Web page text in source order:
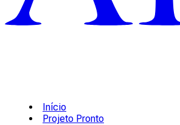
Início
Projeto Pronto